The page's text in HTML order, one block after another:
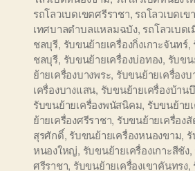
รถโลวเบดเขตศรีราชา, รถโลวเบดเข
เทศบาลตำบลแหลมฉบัง, รถโลวเบด
ชลบุรี, รับขนย้ายเครื่องกิ่งเกาะจันทร์,
ชลบุรี, รับขนย้ายเครื่องบ่อทอง, รับขน
ย้ายเครื่องบางพระ, รับขนย้ายเครื่องบ
เครื่องบางแสน, รับขนย้ายเครื่องบ้าน
รับขนย้ายเครื่องพนัสนิคม, รับขนย้าย
ย้ายเครื่องศรีราชา, รับขนย้ายเครื่อง
สุรศักดิ์, รับขนย้ายเครื่องหนองขาม,
หนองใหญ่, รับขนย้ายเครื่องเกาะสีชัง,
ศรีราชา, รับขนย้ายเครื่องเขาคันทรง,